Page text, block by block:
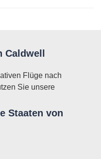
Caldwell
Flüge nach
Sie unsere
Staaten von